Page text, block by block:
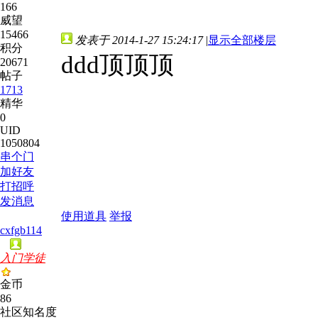
166
威望
15466
积分
20671
帖子
1713
精华
0
UID
1050804
串个门
加好友
打招呼
发消息
发表于 2014-1-27 15:24:17 |显示全部楼层
ddd顶顶顶
使用道具 举报
cxfgb114
入门学徒
金币
86
社区知名度